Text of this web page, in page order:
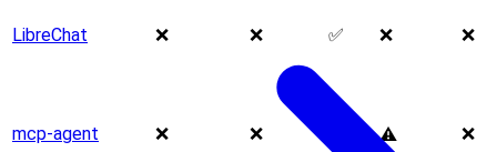
LibreChat ❌ ❌ ✅ ❌ ❌
mcp-agent ❌ ❌ ⚠️ ❌